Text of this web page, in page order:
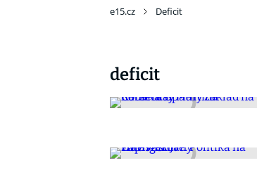
e15.cz Deficit
deficit